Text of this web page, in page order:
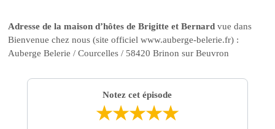
Adresse de la maison d’hôtes de Brigitte et Bernard vue dans
Bienvenue chez nous (site officiel www.auberge-belerie.fr) :
Auberge Belerie / Courcelles / 58420 Brinon sur Beuvron
Notez cet épisode
★★★★★